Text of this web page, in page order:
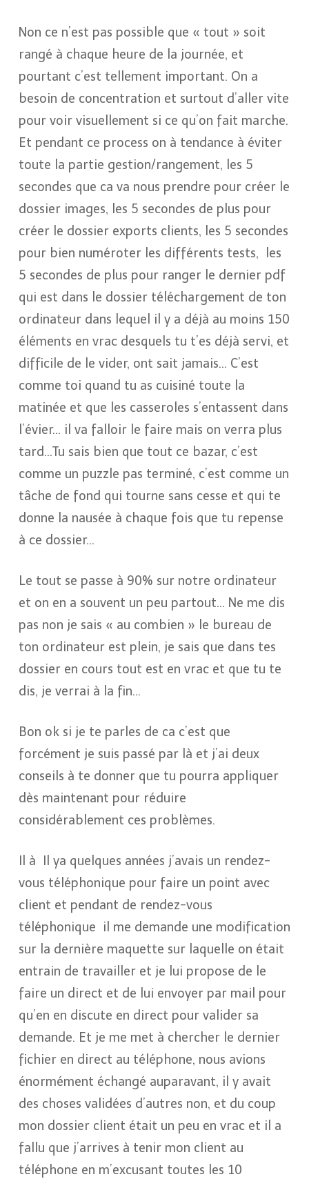
Non ce n’est pas possible que « tout » soit
rangé à chaque heure de la journée, et
pourtant c’est tellement important. On a
besoin de concentration et surtout d’aller vite
pour voir visuellement si ce qu’on fait marche.
Et pendant ce process on à tendance à éviter
toute la partie gestion/rangement, les 5
secondes que ca va nous prendre pour créer le
dossier images, les 5 secondes de plus pour
créer le dossier exports clients, les 5 secondes
pour bien numéroter les différents tests,
les
5 secondes de plus pour ranger le dernier pdf
qui est dans le dossier téléchargement de ton
ordinateur dans lequel il y a déjà au moins 150
éléments en vrac desquels tu t’es déjà servi, et
difficile de le vider, ont sait jamais… C’est
comme toi quand tu as cuisiné toute la
matinée et que les casseroles s’entassent dans
l’évier… il va falloir le faire mais on verra plus
tard…Tu sais bien que tout ce bazar, c’est
comme un puzzle pas terminé, c’est comme un
tâche de fond qui tourne sans cesse et qui te
donne la nausée à chaque fois que tu repense
à ce dossier…
Le tout se passe à 90% sur notre ordinateur
et on en a souvent un peu partout… Ne me dis
pas non je sais « au combien » le bureau de
ton ordinateur est plein, je sais que dans tes
dossier en cours tout est en vrac et que tu te
dis, je verrai à la fin…
Bon ok si je te parles de ca c’est que
forcément je suis passé par là et j’ai deux
conseils à te donner que tu pourra appliquer
dès maintenant pour réduire
considérablement ces problèmes.
Il à
Il ya quelques années j’avais un rendez-
vous téléphonique pour faire un point avec
client et pendant de rendez-vous
téléphonique il me demande une modification
sur la dernière maquette sur laquelle on était
entrain de travailler et je lui propose de le
faire un direct et de lui envoyer par mail pour
qu’en en discute en direct pour valider sa
demande. Et je me met à chercher le dernier
fichier en direct au téléphone, nous avions
énormément échangé auparavant, il y avait
des choses validées d’autres non, et du coup
mon dossier client était un peu en vrac et il a
fallu que j’arrives à tenir mon client au
téléphone en m’excusant toutes les 10